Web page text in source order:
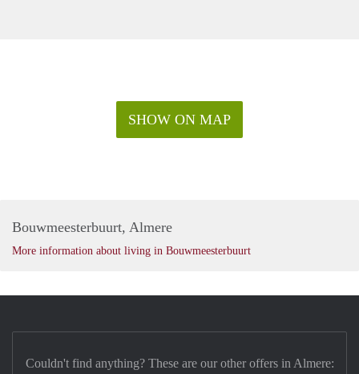
SHOW ON MAP
Bouwmeesterbuurt, Almere
More information about living in Bouwmeesterbuurt
Couldn't find anything? These are our other offers in Almere: